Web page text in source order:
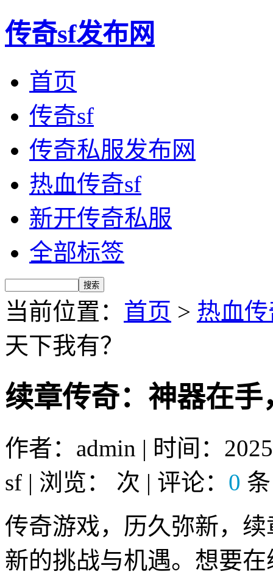
传奇sf发布网
首页
传奇sf
传奇私服发布网
热血传奇sf
新开传奇私服
全部标签
当前位置： 首页 > 热血
天下我有？
续章传奇：神器在手
作者：admin | 时间：
sf | 浏览：
次 | 评论： 0 条
传奇游戏，历久弥新，
新的挑战与机遇。想要